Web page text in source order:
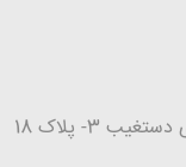
3- پلاک 18